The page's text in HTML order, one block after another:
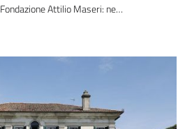
Fondazione Attilio Maseri: nel Consiglio scientifico anche il direttore del Cnr-Isem Gaetano Sabatini